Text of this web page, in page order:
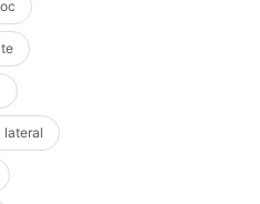
lateral